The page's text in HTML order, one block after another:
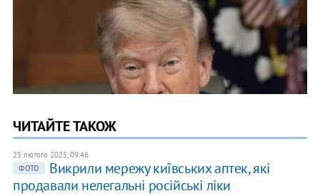
ЧИТАЙТЕ ТАКОЖ
25 лютого 2025, 09:46
ФОТО
Викрили мережу київських аптек, які
продавали нелегальні російські ліки